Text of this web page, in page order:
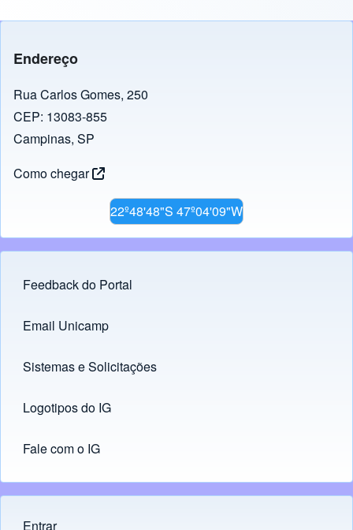
Endereço
Rua Carlos Gomes, 250
CEP: 13083-855
Campinas, SP
Como chegar
22º48'48"S 47º04'09"W
Footer menu
Feedback do Portal
Links
Email Unicamp
(opens in new tab)
Sistemas e Solicitações
(opens in new tab)
Logotipos do IG
(opens in new tab)
Fale com o IG
Entrar